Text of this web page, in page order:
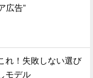
広告”
れ！失敗しない選び
モデル